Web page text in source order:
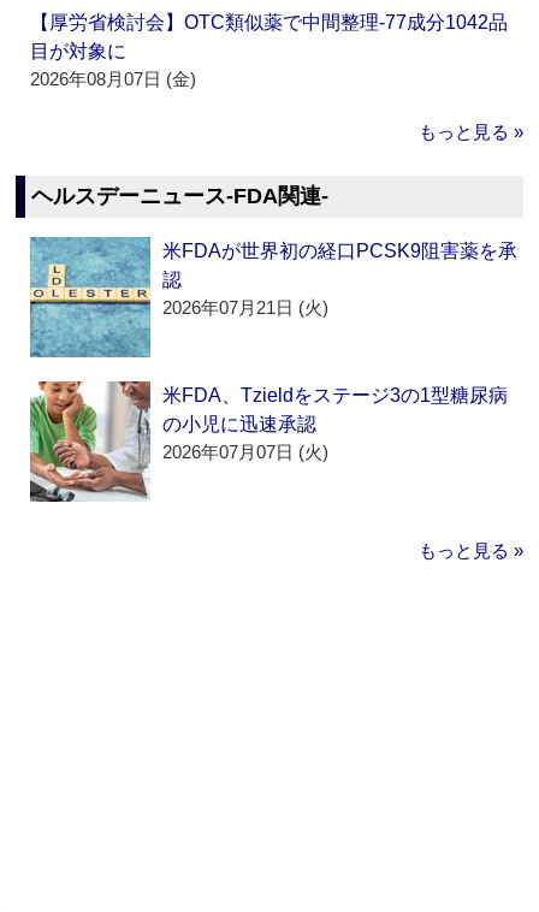
【厚労省検討会】OTC類似薬で中間整理‐77成分1042品
目が対象に
2026年08月07日 (金)
もっと見る »
ヘルスデーニュース‐FDA関連‐
米FDAが世界初の経口PCSK9阻害薬を承
認
2026年07月21日 (火)
米FDA、Tzieldをステージ3の1型糖尿病
の小児に迅速承認
2026年07月07日 (火)
もっと見る »